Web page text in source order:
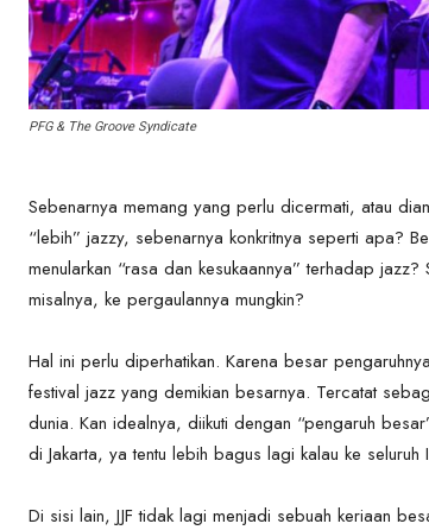
PFG & The Groove Syndicate
Sebenarnya memang yang perlu dicermati, atau
“lebih” jazzy, sebenarnya konkritnya seperti apa?
menularkan “rasa dan kesukaannya” terhadap
misalnya, ke pergaulannya mungkin?
Hal ini perlu diperhatikan. Karena besar
festival jazz yang demikian besarnya. Tercatat
dunia. Kan idealnya, diikuti dengan “pengaruh
di Jakarta, ya tentu lebih bagus lagi kalau ke
Di sisi lain, JJF tidak lagi menjadi sebuah keriaan